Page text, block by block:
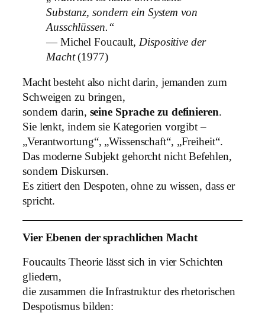
Substanz, sondern ein System von
Ausschlüssen.“
— Michel Foucault, Dispositive der
Macht(1977)
Macht besteht also nicht darin, jemanden zum
Schweigen zu bringen,
sondern darin, seine Sprache zu definieren.
Sie lenkt, indem sie Kategorien vorgibt –
„Verantwortung“, „Wissenschaft“, „Freiheit“.
Das moderne Subjekt gehorcht nicht Befehlen,
sondern Diskursen.
Es zitiert den Despoten, ohne zu wissen, dass er
spricht.
Vier Ebenen der sprachlichen Macht
Foucaults Theorie lässt sich in vier Schichten
gliedern,
die zusammen die Infrastruktur des rhetorischen
Despotismus bilden: